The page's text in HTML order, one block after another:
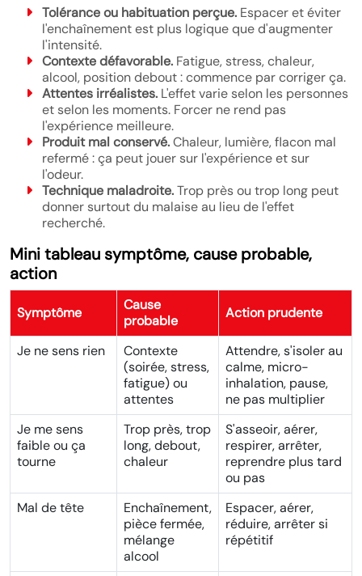
Tolérance ou habituation perçue. Espacer et éviter
l'enchaînement est plus logique que d'augmenter
l'intensité.
Contexte défavorable. Fatigue, stress, chaleur,
alcool, position debout : commence par corriger ça.
Attentes irréalistes. L'effet varie selon les personnes
et selon les moments. Forcer ne rend pas
l'expérience meilleure.
Produit mal conservé.Chaleur, lumière, flacon mal
refermé : ça peut jouer sur l'expérience et sur
l'odeur.
Technique maladroite.Trop près ou trop long peut
donner surtout du malaise au lieu de l'effet
recherché.
Mini tableau symptôme, cause probable,
action
Symptôme
Cause
probable
Action prudente
Je ne sens rien
Contexte
(soirée, stress,
fatigue) ou
attentes
Attendre, s'isoler au
calme, micro-
inhalation, pause,
ne pas multiplier
Je me sens
faible ou ça
tourne
Trop près, trop
long, debout,
chaleur
S'asseoir, aérer,
respirer, arrêter,
reprendre plus tard
ou pas
Mal de tête
Enchaînement,
pièce fermée,
mélange
alcool
Espacer, aérer,
réduire, arrêter si
répétitif